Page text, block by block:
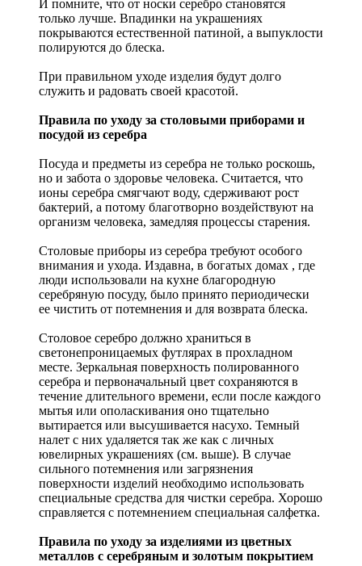
И помните, что от носки серебро становятся
только лучше. Впадинки на украшениях
покрываются естественной патиной, а выпуклости
полируются до блеска.
При правильном уходе изделия будут долго
служить и радовать своей красотой.
Правила по уходу за столовыми приборами и
посудой из серебра
Посуда и предметы из серебра не только роскошь,
но и забота о здоровье человека. Считается, что
ионы серебра смягчают воду, сдерживают рост
бактерий, а потому благотворно воздействуют на
организм человека, замедляя процессы старения.
Столовые приборы из серебра требуют особого
внимания и ухода. Издавна, в богатых домах , где
люди использовали на кухне благородную
серебряную посуду, было принято периодически
ее чистить от потемнения и для возврата блеска.
Столовое серебро должно храниться в
светонепроницаемых футлярах в прохладном
месте. Зеркальная поверхность полированного
серебра и первоначальный цвет сохраняются в
течение длительного времени, если после каждого
мытья или ополаскивания оно тщательно
вытирается или высушивается насухо. Темный
налет с них удаляется так же как с личных
ювелирных украшениях (см. выше). В случае
сильного потемнения или загрязнения
поверхности изделий необходимо использовать
специальные средства для чистки серебра. Хорошо
справляется с потемнением специальная салфетка.
Правила по уходу за изделиями из цветных
металлов с серебряным и золотым покрытием